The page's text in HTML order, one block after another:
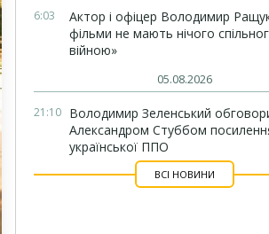
6:03
Актор і офіцер Володимир
фільми не мають нічого
війною»
05.08.2026
21:10 Володимир Зеленський
Александром Стуббом
української ППО
ВСІ НОВИНИ